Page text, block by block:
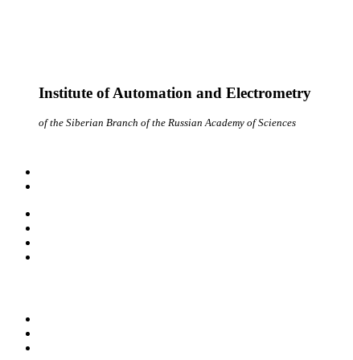
Institute of Automation and Electrometry
of the Siberian Branch of the Russian Academy of Sciences